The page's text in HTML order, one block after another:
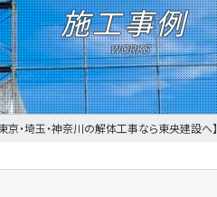
施工事例
・埼玉・神奈川の解体工事なら東央建設へ】